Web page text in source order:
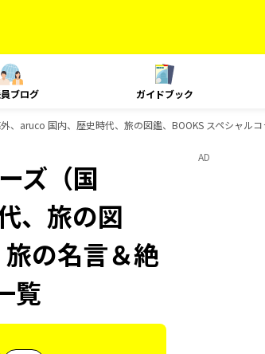
ブログ ガイドブック
aruco 国内、歴史時代、旅の図鑑、BOOKS スペシャル
ズ（国
、旅の図
の名言＆絶
覧
AD